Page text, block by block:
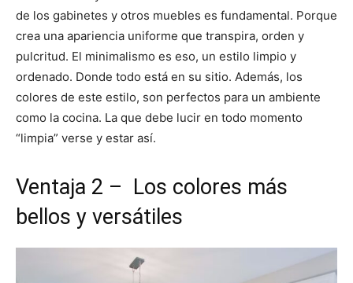
de los gabinetes y otros muebles es fundamental. Porque
crea una apariencia uniforme que transpira, orden y
pulcritud. El minimalismo es eso, un estilo limpio y
ordenado. Donde todo está en su sitio. Además, los
colores de este estilo, son perfectos para un ambiente
como la cocina. La que debe lucir en todo momento
“limpia” verse y estar así.
Ventaja 2 – Los colores más
bellos y versátiles